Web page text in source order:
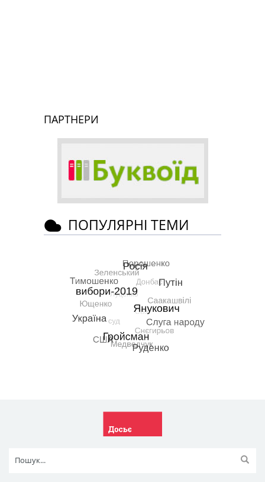
ПАРТНЕРИ
ПОПУЛЯРНІ ТЕМИ